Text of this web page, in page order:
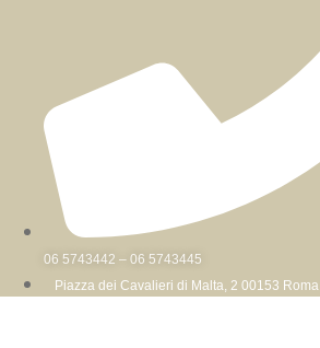
06 5743442 – 06 5743445
Piazza dei Cavalieri di Malta, 2 00153 Roma